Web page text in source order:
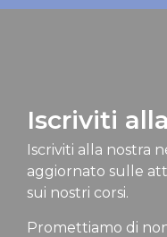
Iscriviti
Iscriviti alla nostra
aggiornato sulle
sui nostri corsi.
Promettiamo di